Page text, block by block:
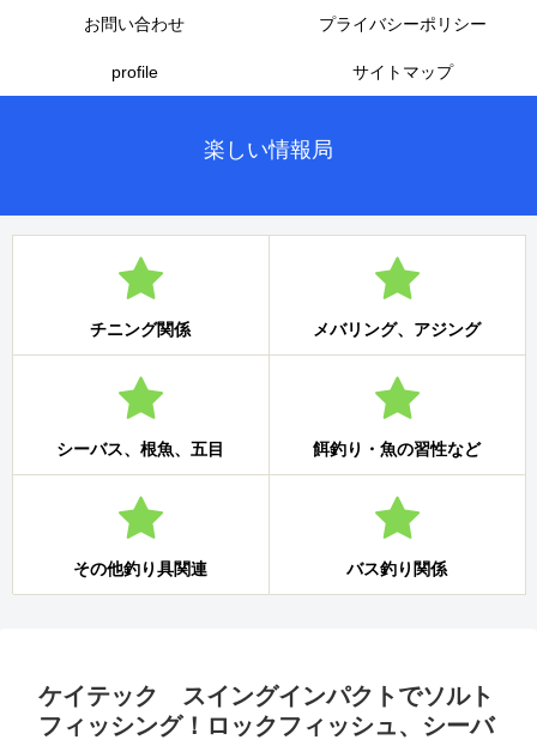
楽しい情報局
お問い合わせ プライバシーポリシー
profile サイトマップ
チニング関係 メバリング、アジング
シーバス、根魚、五目 餌釣り・魚の習性など
その他釣り具関連 バス釣り関係
ケイテック スイングインパクトでソルト
フィッシング！ロックフィッシュ、シーバ